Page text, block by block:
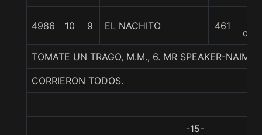
4986 10 9 EL NACHITO 461
TOMATE UN TRAGO, M.M., 6. MR SPEAKER-
CORRIERON TODOS.
-15-